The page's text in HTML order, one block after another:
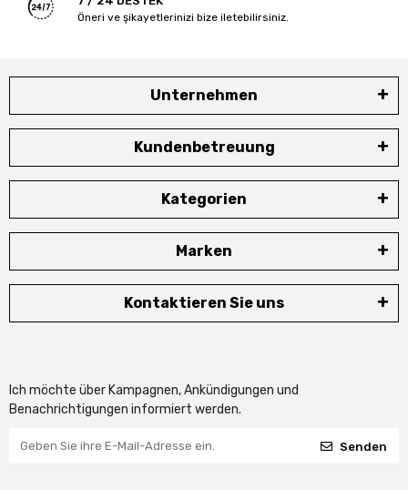
Öneri ve şikayetlerinizi bize iletebilirsiniz.
Unternehmen
Kundenbetreuung
Kategorien
Marken
Kontaktieren Sie uns
Ich möchte über Kampagnen, Ankündigungen und
Benachrichtigungen informiert werden.
Senden